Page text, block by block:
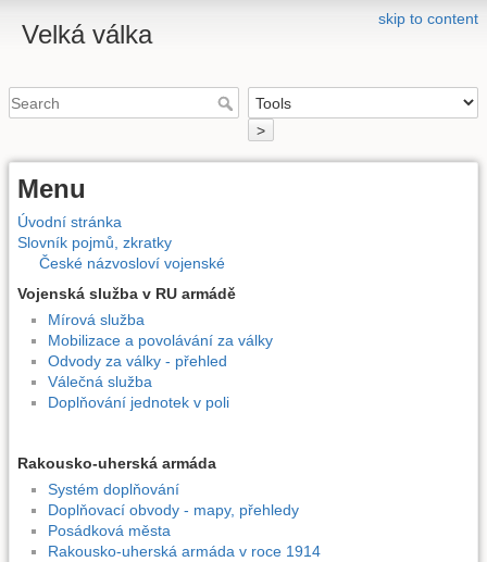
skip to content
Velká válka
>
Menu
Úvodní stránka
Slovník pojmů, zkratky
České názvosloví vojenské
Vojenská služba v RU armádě
Mírová služba
Mobilizace a povolávání za války
Odvody za války - přehled
Válečná služba
Doplňování jednotek v poli
Rakousko-uherská armáda
Systém doplňování
Doplňovací obvody - mapy, přehledy
Posádková města
Rakousko-uherská armáda v roce 1914